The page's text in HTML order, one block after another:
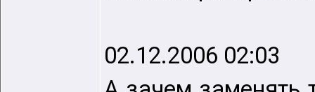
02.12.2006 02:03